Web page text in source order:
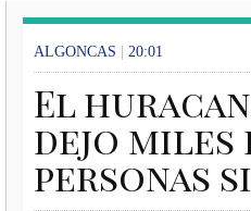
ALGONCAS | 20:01
El
dejo miles
personas